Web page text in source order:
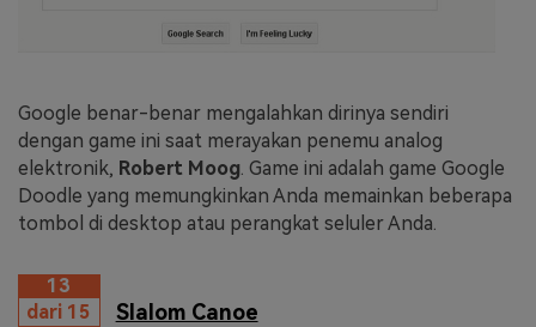
Google benar-benar mengalahkan dirinya sendiri
dengan game ini saat merayakan penemu analog
elektronik, Robert Moog. Game ini adalah game Google
Doodle yang memungkinkan Anda memainkan beberapa
tombol di desktop atau perangkat seluler Anda.
13
dari 15
Slalom Canoe